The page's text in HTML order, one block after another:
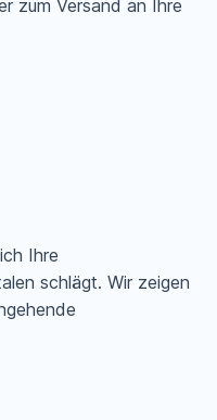
zum Versand an Ihre
Ihre
schlägt. Wir zeigen